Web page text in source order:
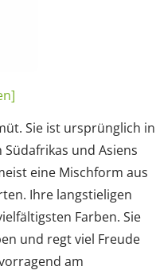
Sie ist ursprünglich in
und Asiens
eine Mischform aus
Ihre langstieligen
Farben. Sie
und regt viel Freude
am